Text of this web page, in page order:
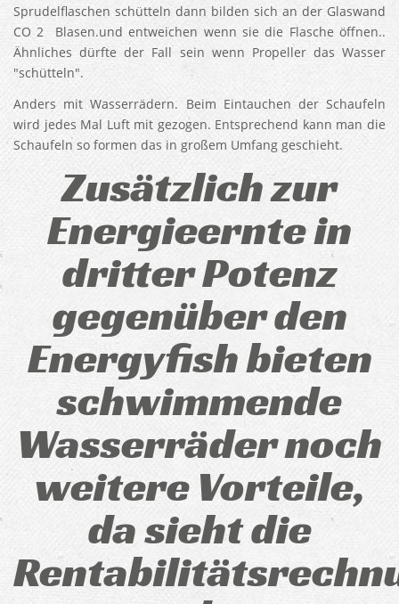
Sprudelflaschen schütteln dann bilden sich an der Glaswand
CO 2 Blasen.und entweichen wenn sie die Flasche öffnen..
Ähnliches dürfte der Fall sein wenn Propeller das Wasser
"schütteln".
Anders mit Wasserrädern. Beim Eintauchen der Schaufeln
wird jedes Mal Luft mit gezogen. Entsprechend kann man die
Schaufeln so formen das in großem Umfang geschieht.
Zusätzlich zur
Energieernte in
dritter Potenz
gegenüber den
Energyfish bieten
schwimmende
Wasserräder noch
weitere Vorteile,
da sieht die